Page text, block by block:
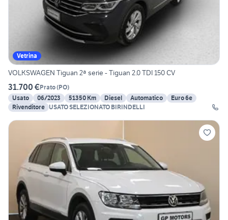
Vetrina
VOLKSWAGEN Tiguan 2ª serie - Tiguan 2.0 TDI 150 CV
31.700 €Prato(PO)
Usato
06/2023 51350 Km Diesel Automatico
Euro 6e
Rivenditore USATO SELEZIONATO BIRINDELLI